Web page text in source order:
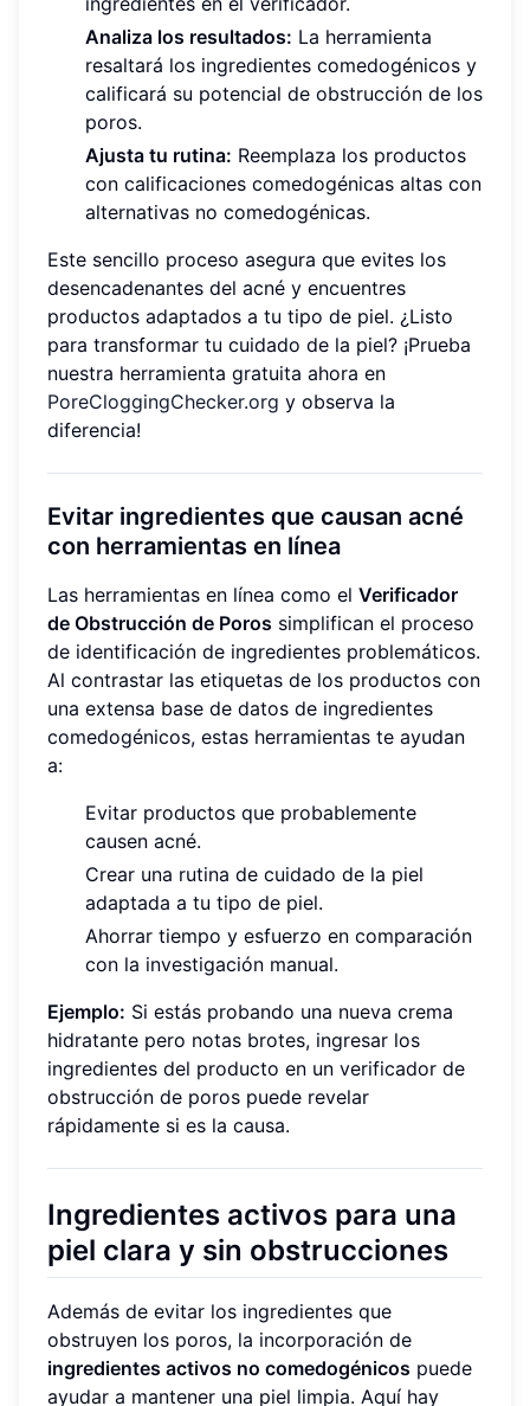
Analiza los resultados: La herramienta
resaltará los ingredientes comedogénicos y
calificará su potencial de obstrucción de los
poros.
Ajusta tu rutina: Reemplaza los productos
con calificaciones comedogénicas altas con
alternativas no comedogénicas.
Este sencillo proceso asegura que evites los
desencadenantes del acné y encuentres
productos adaptados a tu tipo de piel. ¿Listo
para transformar tu cuidado de la piel? ¡Prueba
nuestra herramienta gratuita ahora en
PoreCloggingChecker.org y observa la
diferencia!
Evitar ingredientes que causan acné
con herramientas en línea
Las herramientas en línea como el Verificador
de Obstrucción de Poros simplifican el proceso
de identificación de ingredientes problemáticos.
Al contrastar las etiquetas de los productos con
una extensa base de datos de ingredientes
comedogénicos, estas herramientas te ayudan
a:
Evitar productos que probablemente
causen acné.
Crear una rutina de cuidado de la piel
adaptada a tu tipo de piel.
Ahorrar tiempo y esfuerzo en comparación
con la investigación manual.
Ejemplo: Si estás probando una nueva crema
hidratante pero notas brotes, ingresar los
ingredientes del producto en un verificador de
obstrucción de poros puede revelar
rápidamente si es la causa.
Ingredientes activos para una
piel clara y sin obstrucciones
Además de evitar los ingredientes que
obstruyen los poros, la incorporación de
ingredientes activos no comedogénicos puede
ayudar a mantener una piel limpia. Aquí hay